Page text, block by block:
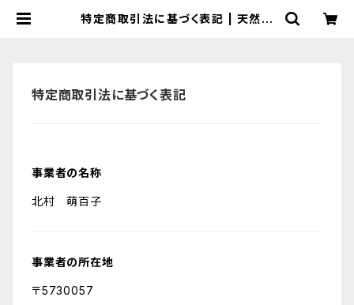
特定商取引法に基づく表記 | 天然酵
特定商取引法に基づく表記
事業者の名称
北村 萌百子
事業者の所在地
〒5730057